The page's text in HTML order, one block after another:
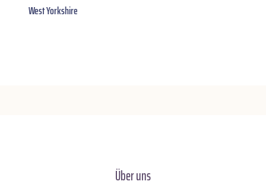
West Yorkshire
Über uns